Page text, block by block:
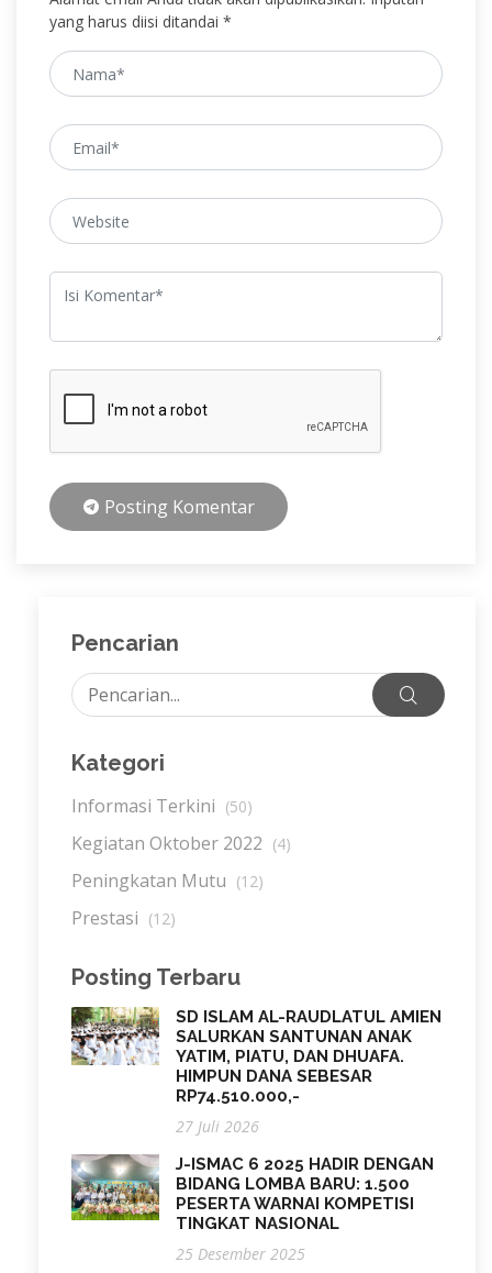
yang harus diisi ditandai *
Posting Komentar
Pencarian
Kategori
Informasi Terkini (50)
Kegiatan Oktober 2022 (4)
Peningkatan Mutu (12)
Prestasi (12)
Posting Terbaru
SD ISLAM AL-RAUDLATUL AMIEN
SALURKAN SANTUNAN ANAK
YATIM, PIATU, DAN DHUAFA.
HIMPUN DANA SEBESAR
RP74.510.000,-
27 Juli 2026
J-ISMAC 6 2025 HADIR DENGAN
BIDANG LOMBA BARU: 1.500
PESERTA WARNAI KOMPETISI
TINGKAT NASIONAL
25 Desember 2025